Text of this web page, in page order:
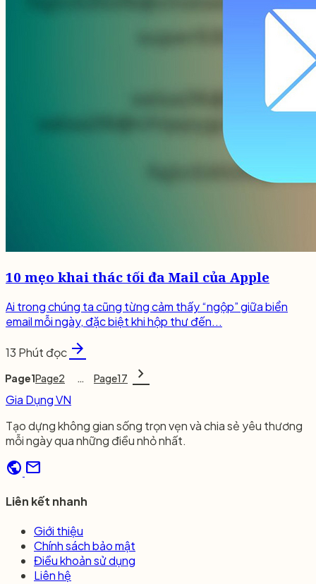
10 mẹo khai thác tối đa Mail của Apple
Ai trong chúng ta cũng từng cảm thấy “ngộp” giữa biển
email mỗi ngày, đặc biệt khi hộp thư đến...
13 Phút đọc arrow_forward
Page1Page2 … Page17 chevron_right
Gia Dụng VN
Tạo dựng không gian sống trọn vẹn và chia sẻ yêu thương
mỗi ngày qua những điều nhỏ nhất.
public mail
Liên kết nhanh
Giới thiệu
Chính sách bảo mật
Điều khoản sử dụng
Liên hệ